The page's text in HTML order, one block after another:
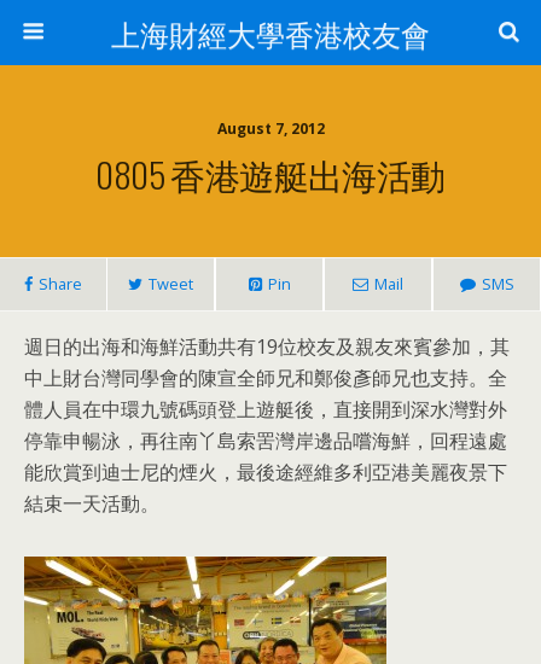
上海財經大學香港校友會
August 7, 2012
0805 香港遊艇出海活動
Share Tweet Pin Mail SMS
週日的出海和海鮮活動共有19位校友及親友來賓參加，其
中上財台灣同學會的陳宣全師兄和鄭俊彥師兄也支持。全
體人員在中環九號碼頭登上遊艇後，直接開到深水灣對外
停靠申暢泳，再往南丫島索罟灣岸邊品嚐海鮮，回程遠處
能欣賞到迪士尼的煙火，最後途經維多利亞港美麗夜景下
結束一天活動。